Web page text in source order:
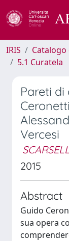
IRIS
5.1 Curatela
Pareti di
Vercesi
2015
Abstract
Guido
sua opera